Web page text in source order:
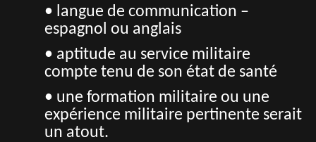
• langue de communication –
espagnol ou anglais
• aptitude au service militaire
compte tenu de son état de santé
• une formation militaire ou une
expérience militaire pertinente serait
un atout.